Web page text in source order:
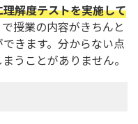
解度テストを実施して
授業の内容がきちんと
きます。分からない点
うことがありません。